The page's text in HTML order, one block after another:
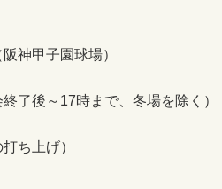
神甲子園球場）
了後～17時まで、冬場を除く）
ち上げ）